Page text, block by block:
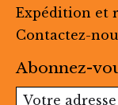
Expédition et
Contactez-
Abonnez-